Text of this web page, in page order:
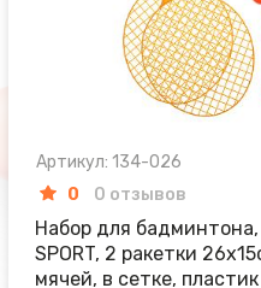
Артикул: 134-026
0
0 отзывов
Набор для
SPORT, 2 ракетки
мячей, в сетке, пластик